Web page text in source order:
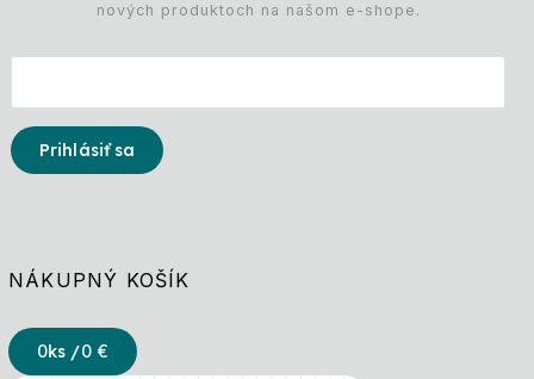
nových produktoch na našom e-shope.
Prihlásiť sa
NÁKUPNÝ KOŠÍK
0ks /0 €